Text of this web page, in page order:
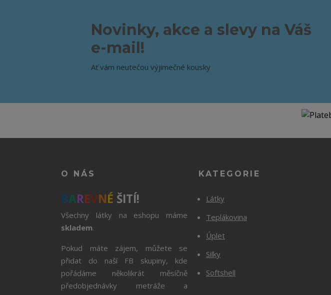
Novinky, akce a slevy na Váš
e-mail!
Ať vám neutečou výjimečné kousky
O NÁS
BAREVNÉ ŠITÍ!
Všechny látky na eshopu máme
skladem.
Pokud máte zájem, můžete se
přidat do naší FB skupiny, kde
pořádáme několikrát měsíčně
předobjednávky metráže a
KATEGORIE
Látky
Teplákovina
Úplet
Silky
Softshell